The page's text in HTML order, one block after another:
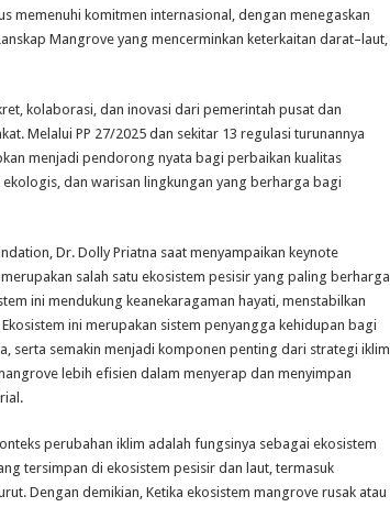
memenuhi komitmen internasional, dengan menegaskan
Mangrove yang mencerminkan keterkaitan darat–laut,
kolaborasi, dan inovasi dari pemerintah pusat dan
Melalui PP 27/2025 dan sekitar 13 regulasi turunannya
menjadi pendorong nyata bagi perbaikan kualitas
dan warisan lingkungan yang berharga bagi
Dr. Dolly Priatna saat menyampaikan keynote
salah satu ekosistem pesisir yang paling berharga
ini mendukung keanekaragaman hayati, menstabilkan
ini merupakan sistem penyangga kehidupan bagi
serta semakin menjadi komponen penting dari strategi iklim
lebih efisien dalam menyerap dan menyimpan
perubahan iklim adalah fungsinya sebagai ekosistem
tersimpan di ekosistem pesisir dan laut, termasuk
Dengan demikian, Ketika ekosistem mangrove rusak atau